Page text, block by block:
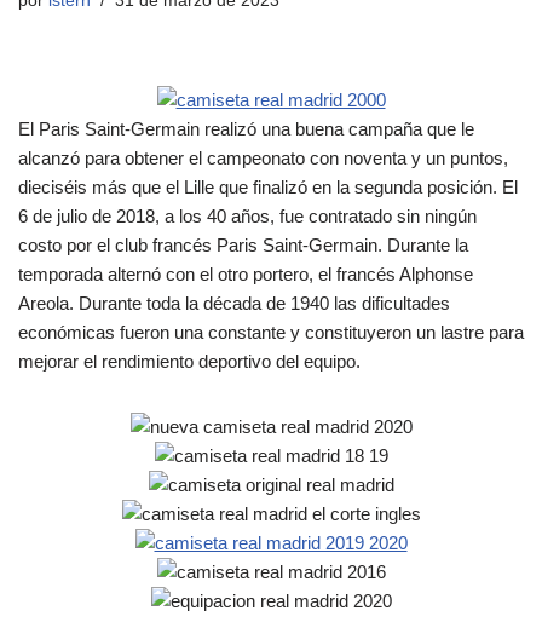
El Paris Saint-Germain realizó una buena campaña que le
alcanzó para obtener el campeonato con noventa y un puntos,
dieciséis más que el Lille que finalizó en la segunda posición. El
6 de julio de 2018, a los 40 años, fue contratado sin ningún
costo por el club francés Paris Saint-Germain. Durante la
temporada alternó con el otro portero, el francés Alphonse
Areola. Durante toda la década de 1940 las dificultades
económicas fueron una constante y constituyeron un lastre para
mejorar el rendimiento deportivo del equipo.